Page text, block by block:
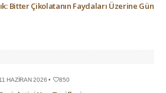
Bitter Çikolatanın Faydaları Üzerine Güncel
11 HAZIRAN 2026 • 850